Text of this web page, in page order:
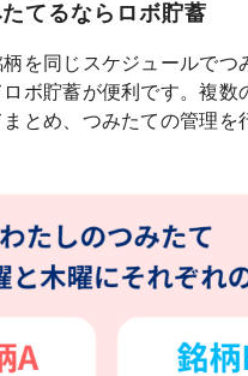
てるならロボ貯蓄
を同じスケジュールでつ
ボ貯蓄が便利です。複数
とめ、つみたての管理を